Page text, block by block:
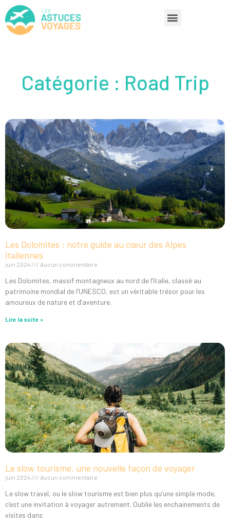
Catégorie : Road Trip
Les Dolomites : notre guide au cœur des Alpes
italiennes
juin 2024 Aucun commentaire
Les Dolomites, massif montagneux au nord de l’Italie, classé au
patrimoine mondial de l’UNESCO, est un véritable trésor pour les
amoureux de nature et d’aventure.
Lire la suite »
Le slow tourisme, une nouvelle façon de voyager
juin 2024 Aucun commentaire
Le slow travel, ou le slow tourisme est bien plus qu’une simple mode,
c’est une invitation à voyager autrement. Oublie les enchainements de
visites dans